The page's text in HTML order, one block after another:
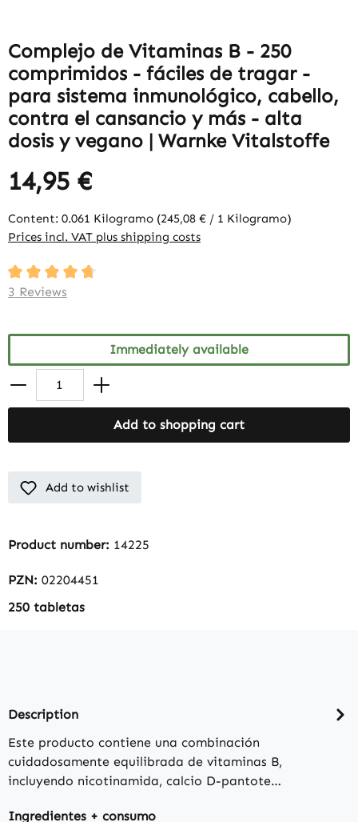
Complejo de Vitaminas B - 250
comprimidos - fáciles de tragar -
para sistema inmunológico, cabello,
contra el cansancio y más - alta
dosis y vegano | Warnke Vitalstoffe
14,95 €
Content: 0.061 Kilogramo (245,08 € / 1 Kilogramo)
Prices incl. VAT plus shipping costs
Average rating of 4.67 out of 5 stars
3 Reviews
Immediately available
Add to shopping cart
Add to wishlist
Product number: 14225
PZN: 02204451
250 tabletas
Description
Este producto contiene una combinación
cuidadosamente equilibrada de vitaminas B,
incluyendo nicotinamida, calcio D-pantote…
Ingredientes + consumo